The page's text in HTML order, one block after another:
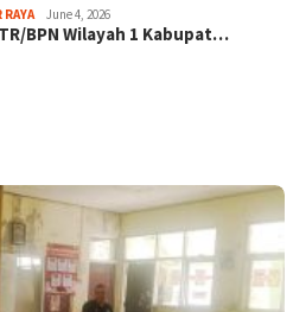
RAYA June 4, 2026
BPN Wilayah 1 Kabupat…